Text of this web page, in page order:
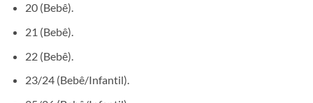
20 (Bebê).
21 (Bebê).
22 (Bebê).
23/24 (Bebê/Infantil).